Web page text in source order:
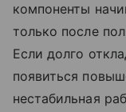
компоненты
только после
Если долго
появиться
нестабильная